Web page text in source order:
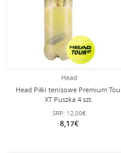
Head
Head Piłki tenisowe Premium
XT Puszka 4 szt.
SRP: 12,00€
8,17€